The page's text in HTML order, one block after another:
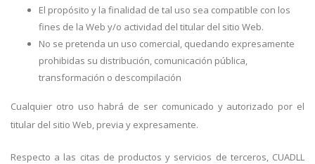
El propósito y la finalidad de tal uso sea compatible con los
fines de la Web y/o actividad del titular del sitio Web.
No se pretenda un uso comercial, quedando expresamente
prohibidas su distribución, comunicación pública,
transformación o descompilación
Cualquier otro uso habrá de ser comunicado y autorizado por el
titular del sitio Web, previa y expresamente.
Respecto a las citas de productos y servicios de terceros, CUADLL